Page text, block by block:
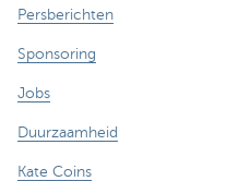
Persberichten
Sponsoring
Jobs
Duurzaamheid
Kate Coins